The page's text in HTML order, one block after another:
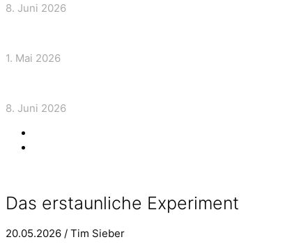
8. Juni 2026
1. Mai 2026
8. Juni 2026
Das erstaunliche Experiment
20.05.2026 / Tim Sieber